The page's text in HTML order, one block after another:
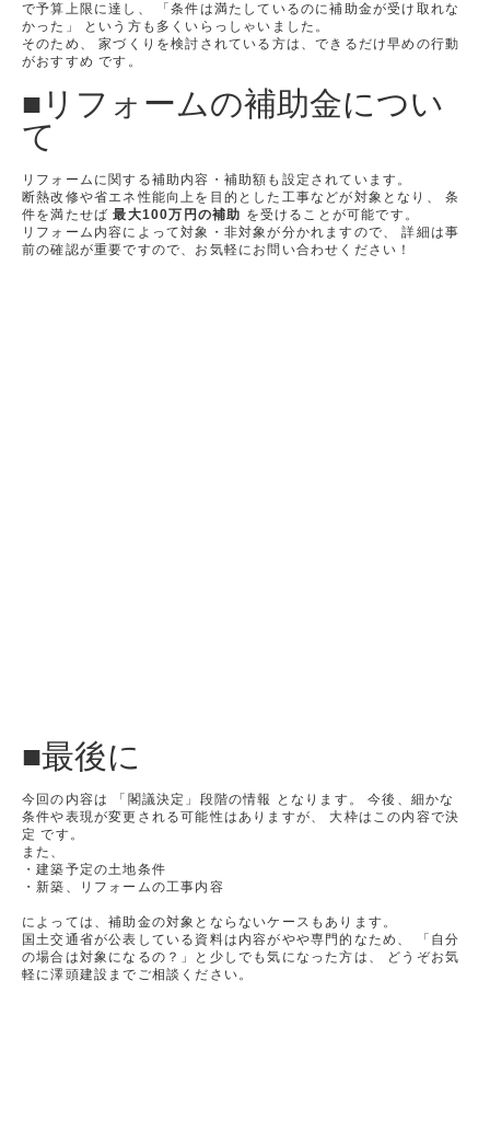
で予算上限に達し、 「条件は満たしているのに補助金が受け取れな
かった」 という方も多くいらっしゃいました。
そのため、 家づくりを検討されている方は、できるだけ早めの行動
がおすすめ です。
■リフォームの補助金につい
て
リフォームに関する補助内容・補助額も設定されています。
断熱改修や省エネ性能向上を目的とした工事などが対象となり、 条
件を満たせば最大100万円の補助 を受けることが可能です。
リフォーム内容によって対象・非対象が分かれますので、 詳細は事
前の確認が重要ですので、お気軽にお問い合わせください！
■最後に
今回の内容は 「閣議決定」段階の情報 となります。 今後、細かな
条件や表現が変更される可能性はありますが、 大枠はこの内容で決
定 です。
また、
・建築予定の土地条件
・新築、リフォームの工事内容
によっては、補助金の対象とならないケースもあります。
国土交通省が公表している資料は内容がやや専門的なため、 「自分
の場合は対象になるの？」と少しでも気になった方は、 どうぞお気
軽に澤頭建設までご相談ください。